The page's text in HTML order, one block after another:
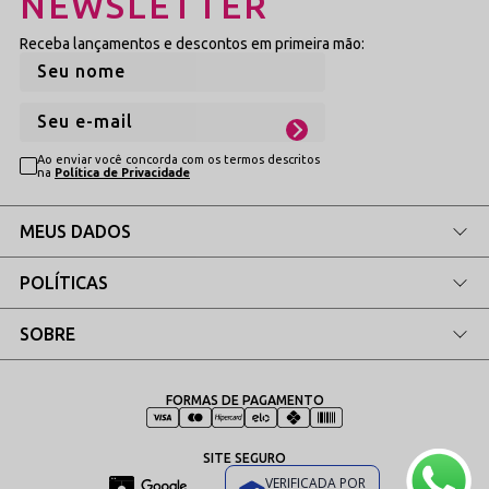
Receba lançamentos e descontos em primeira mão:
Ao enviar você concorda com os termos descritos
na Política de Privacidade
MEUS DADOS
POLÍTICAS
SOBRE
FORMAS DE PAGAMENTO
SITE SEGURO
VERIFICADA POR